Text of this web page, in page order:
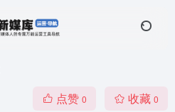
点赞 0 收藏 0